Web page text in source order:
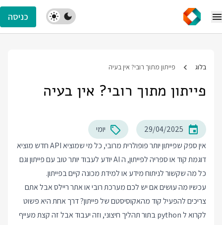
כניסה
בלוג פייתון מתוך רובי? אין בעיה
פייתון מתוך רובי? אין בעיה
29/04/2025
יומי
אין ספק שפייתון יותר פופולרית מרובי, כל מי שמוציא API חדש מוציא
דוגמת קוד או ספריה לפייתון, ה AI יודע לעבוד יותר טוב עם פייתון וגם
כל מה שקשור לניתוח מידע או למידת מכונה קיים בפייתון.
עכשיו מה עושים אם יש לכם מערכת רובי או אתר ריילס אבל אתם
צריכים להפעיל קוד מהאקוסיסטם של פייתון? דרך אחת היא פשוט
לקרוא ל python בתור תהליך חיצוני, וזה יעבוד אבל זה קצת מעייף